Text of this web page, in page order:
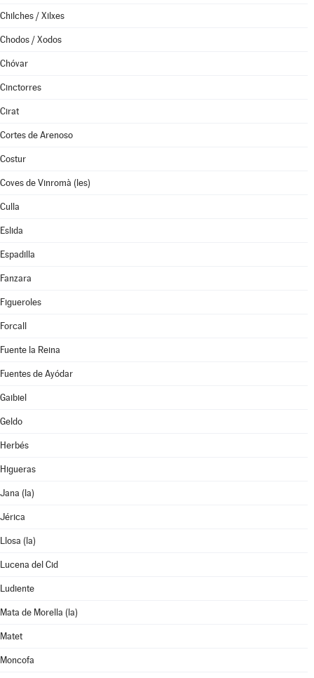
Chilches / Xilxes
Chodos / Xodos
Chóvar
Cinctorres
Cirat
Cortes de Arenoso
Costur
Coves de Vinromà (les)
Culla
Eslida
Espadilla
Fanzara
Figueroles
Forcall
Fuente la Reina
Fuentes de Ayódar
Gaibiel
Geldo
Herbés
Higueras
Jana (la)
Jérica
Llosa (la)
Lucena del Cid
Ludiente
Mata de Morella (la)
Matet
Moncofa